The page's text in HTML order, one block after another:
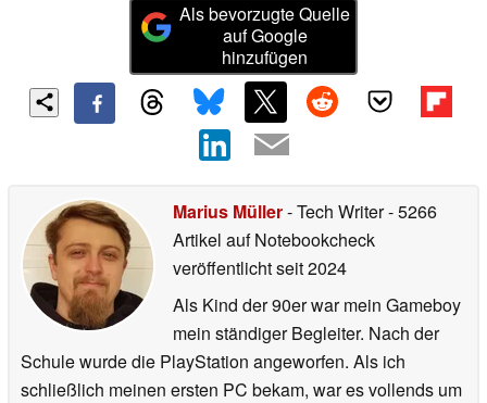
Als bevorzugte Quelle
auf Google
hinzufügen
Marius Müller- Tech Writer- 5266
Artikel auf Notebookcheck
veröffentlichtseit 2024
Als Kind der 90er war mein Gameboy
mein ständiger Begleiter. Nach der
Schule wurde die PlayStation angeworfen. Als ich
schließlich meinen ersten PC bekam, war es vollends um